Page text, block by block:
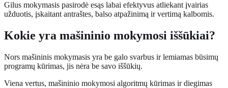
Gilus mokymasis pasirodė esąs labai efektyvus atliekant įvairias
užduotis, įskaitant antraštes, balso atpažinimą ir vertimą kalbomis.
Kokie yra mašininio mokymosi iššūkiai?
Nors mašininis mokymasis yra be galo svarbus ir lemiamas būsimų
programų kūrimas, jis nėra be savo iššūkių.
Viena vertus, mašininio mokymosi algoritmų kūrimas ir diegimas